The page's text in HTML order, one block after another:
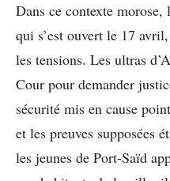
Dans ce contexte morose,
qui s’est ouvert le 17
les tensions. Les ultras
Cour pour demander
sécurité mis en cause
et les preuves supposées
les jeunes de Port-Saïd